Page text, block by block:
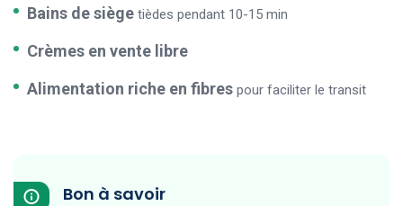
Bains de siège tièdes pendant 10-15 min
Crèmes en vente libre
Alimentation riche en fibres pour faciliter le transit
Bon à savoir